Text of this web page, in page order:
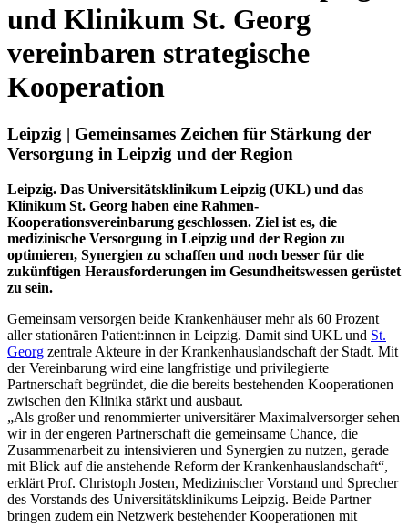
und Klinikum St. Georg
vereinbaren strategische
Kooperation
Leipzig | Gemeinsames Zeichen für Stärkung der
Versorgung in Leipzig und der Region
Leipzig. Das Universitätsklinikum Leipzig (UKL) und das
Klinikum St. Georg haben eine Rahmen-
Kooperationsvereinbarung geschlossen. Ziel ist es, die
medizinische Versorgung in Leipzig und der Region zu
optimieren, Synergien zu schaffen und noch besser für die
zukünftigen Herausforderungen im Gesundheitswessen gerüstet
zu sein.
Gemeinsam versorgen beide Krankenhäuser mehr als 60 Prozent
aller stationären Patient:innen in Leipzig. Damit sind UKL und St.
Georg zentrale Akteure in der Krankenhauslandschaft der Stadt. Mit
der Vereinbarung wird eine langfristige und privilegierte
Partnerschaft begründet, die die bereits bestehenden Kooperationen
zwischen den Klinika stärkt und ausbaut.
„Als großer und renommierter universitärer Maximalversorger sehen
wir in der engeren Partnerschaft die gemeinsame Chance, die
Zusammenarbeit zu intensivieren und Synergien zu nutzen, gerade
mit Blick auf die anstehende Reform der Krankenhauslandschaft“,
erklärt Prof. Christoph Josten, Medizinischer Vorstand und Sprecher
des Vorstands des Universitätsklinikums Leipzig. Beide Partner
bringen zudem ein Netzwerk bestehender Kooperationen mit